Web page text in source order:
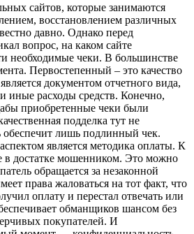
сайтов, которые занимаются
восстановлением различных
давно. Однако перед
вопрос, на каком сайте
необходимые чеки. В большинстве
Первостепенный – это качество
документом отчетного вида,
иные расходы средств. Конечно,
приобретенные чеки были
подделка тут не
обеспечит лишь подлинный чек.
является методика оплаты. К
в достатке мошенником. Это можно
обращается за незаконной
права жаловаться на тот факт, что
оплату и перестал отвечать или
обманщиков шансом без
покупателей. И